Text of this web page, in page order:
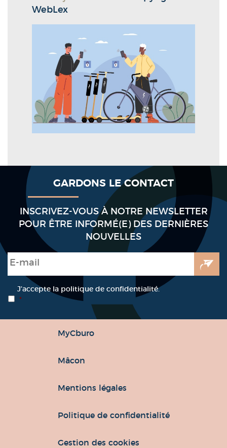
WebLex
GARDONS LE CONTACT
INSCRIVEZ-VOUS À NOTRE NEWSLETTER
POUR ÊTRE INFORMÉ(E) DES DERNIÈRES
NOUVELLES
E-mail
RGPD *
J’accepte la politique de confidentialité.
*
MyCburo
Mâcon
Mentions légales
Politique de confidentialité
Gestion des cookies